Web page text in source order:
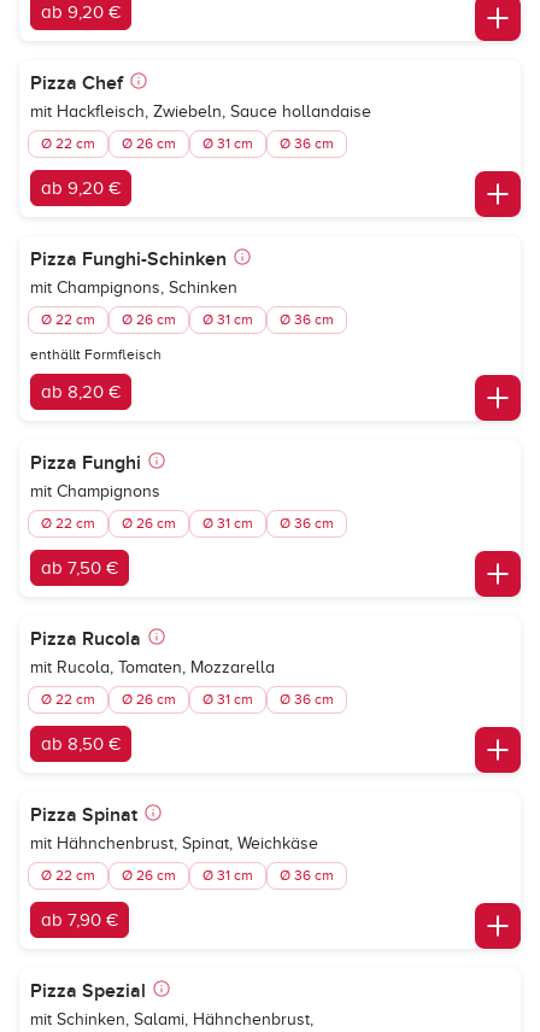
ab 9,20 €
Pizza Chef
mit Hackfleisch, Zwiebeln, Sauce hollandaise
Ø 22 cm Ø 26 cm Ø 31 cm Ø 36 cm
ab 9,20 €
Pizza Funghi-Schinken
mit Champignons, Schinken
Ø 22 cm Ø 26 cm Ø 31 cm Ø 36 cm
enthällt Formfleisch
ab 8,20 €
Pizza Funghi
mit Champignons
Ø 22 cm Ø 26 cm Ø 31 cm Ø 36 cm
ab 7,50 €
Pizza Rucola
mit Rucola, Tomaten, Mozzarella
Ø 22 cm Ø 26 cm Ø 31 cm Ø 36 cm
ab 8,50 €
Pizza Spinat
mit Hähnchenbrust, Spinat, Weichkäse
Ø 22 cm Ø 26 cm Ø 31 cm Ø 36 cm
ab 7,90 €
Pizza Spezial
mit Schinken, Salami, Hähnchenbrust,